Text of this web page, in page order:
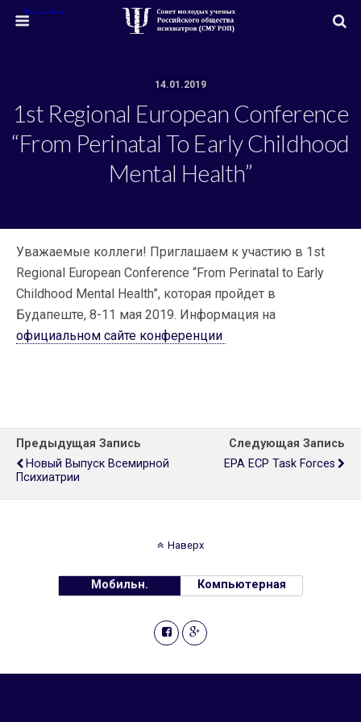
14.01.2019
1st Regional European Conference
“From Perinatal To Early Childhood
Mental Health”
Уважаемые коллеги! Приглашаем к участию в 1st
Regional European Conference “From Perinatal to Early
Childhood Mental Health”, которая пройдет в
Будапеште, 8-11 мая 2019. Информация на
официальном сайте конференции
Предыдущая Запись
Новый Выпуск Всемирной
Психиатрии
Следующая Запись
EPA ECP Task Forces
Наверх
Мобильн. Компьютерная